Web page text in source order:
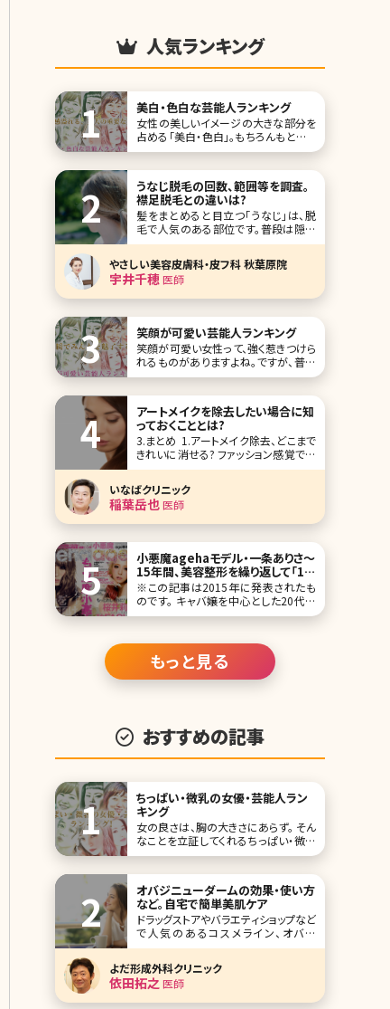
人気ランキング
美白・色白な芸能人ランキング
女性の美しいイメージの大きな部分を
占める「美白・色白」。もちろんもともと
色白というのはあるかもしれません
てくる面も。今回は美白・色白の女性芸
能人を、ランキング形式で10人集めて
みました。女優、モデル、歌手などジャン
ルはさまざまです。 第1位早見あかり
うなじ脱毛の回数、範囲等を調査。
襟足脱毛との違いは?
髪をまとめると目立つ「うなじ」は、脱
毛で人気のある部位です。普段は隠れ
ているのでケアを怠りがちですが、手入
れをしている人としていない人の差が
はっきりと出るパーツでもあります。こ
こでは、うなじ脱毛のメリットとデメリッ
ト、料金、回数、自己処理の方法、襟足
いて解説していき
やさしい美容皮膚科・皮フ科 秋葉原院
宇井千穂 医師
笑顔が可愛い芸能人ランキング
笑顔が可愛い女性って、強く惹きつけら
れるものがありますよね。ですが、普段
思いっきり笑顔になることは、そこまで
笑顔になれば、もっと素敵な人になれ
るかもしれません。 そこで、「笑顔が可
愛い女性芸能人」を10人集めてみまし
た!笑顔が可愛い人たちを見て、素敵な
笑
アートメイクを除去したい場合に知
っておくこととは?
3.まとめ 1.アートメイク除去、どこまで
きれいに消せる? ファッション感覚で眉
やアイラインのアートメイクを受ける人
で消すことができません。アートメイク
の除去は医療機関でレーザーを使って
行われています。 1-1.アートメイク除去
いなばクリニック
稲葉岳也医師
小悪魔agehaモデル・一条ありさ～
15年間、美容整形を繰り返して「1億
稼いだ女」の幸せの尺度～／北条
かや
※この記事は2015年に発表されたも
のです。 キャバ嬢を中心とした20代女
子に人気の雑誌『小悪魔ageha』。14年
同誌の根底にあるのは、「努力」と「欲
望」の肯定だ。リニューアルした
『ageha』には賛否両論あるが、「努力
と欲望」を肯定したい、という女子のニ
もっと見る
おすすめの記事
ちっぱい・微乳の女優・芸能人ラン
キング
女の良さは、胸の大きさにあらず。 そん
なことを立証してくれるちっぱい・微乳
芸能人たちをトップ10形式にしてご紹
ではの部分ですが、必ずしもその大きさ
が全てではなく、その人なりの美しさを
探求できる部分でもあるのです。 第1位
指原莉乃
オバジニューダームの効果・使い方
など。自宅で簡単美肌ケア
ドラッグストアやバラエティショップなど
で人気のあるコスメライン、オバジ
(Obagi)シリーズ。高濃度ビタミンCの
美容液を使ったことのある方も多いの
ではないでしょうか。このオバジシリー
ズのワンランク上のライン、オバジメデ
ィカルの中で人気が高いのが「オバジ
よだ形成外科クリニック
依田拓之 医師